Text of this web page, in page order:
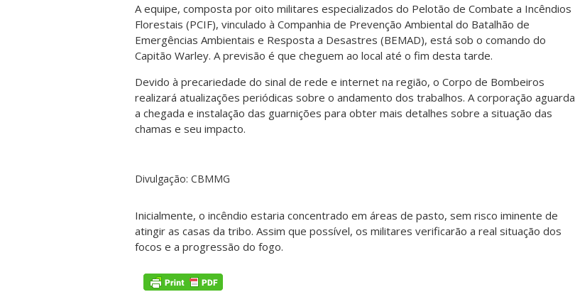
A equipe, composta por oito militares especializados do Pelotão de Combate a Incêndios
Florestais (PCIF), vinculado à Companhia de Prevenção Ambiental do Batalhão de
Emergências Ambientais e Resposta a Desastres (BEMAD), está sob o comando do
Capitão Warley. A previsão é que cheguem ao local até o fim desta tarde.
Devido à precariedade do sinal de rede e internet na região, o Corpo de Bombeiros
realizará atualizações periódicas sobre o andamento dos trabalhos. A corporação aguarda
a chegada e instalação das guarnições para obter mais detalhes sobre a situação das
chamas e seu impacto.
Divulgação: CBMMG
Inicialmente, o incêndio estaria concentrado em áreas de pasto, sem risco iminente de
atingir as casas da tribo. Assim que possível, os militares verificarão a real situação dos
focos e a progressão do fogo.